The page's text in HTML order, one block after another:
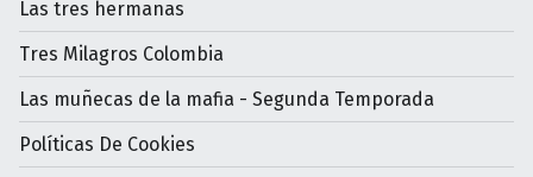
Las tres hermanas
Tres Milagros Colombia
Las muñecas de la mafia - Segunda Temporada
Políticas De Cookies